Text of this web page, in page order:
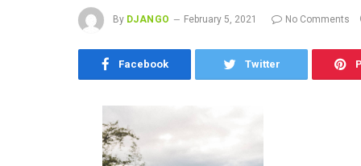
By DJANGO February 5, 2021 No Comments
Facebook Twitter